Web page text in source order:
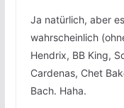
Ja natürlich, aber
wahrscheinlich
Hendrix, BB King,
Cardenas, Chet
Bach. Haha.